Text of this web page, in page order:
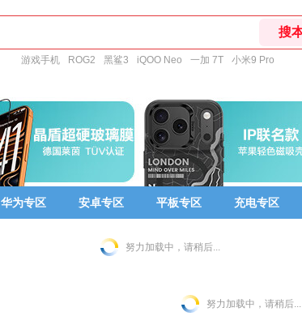
游戏手机 ROG2 黑鲨3 iQOO Neo 一加 7T 小米9 Pro
华为专区 安卓专区 平板专区 充电专区
努力加载中，请稍后...
努力加载中，请稍后...